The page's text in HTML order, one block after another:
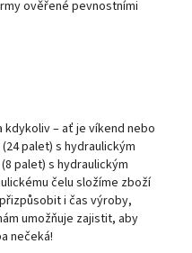
ověřené pevnostními
kdykoliv – ať je víkend nebo
palet) s hydraulickým
palet) s hydraulickým
čelu složíme zboží
i čas výroby,
umožňuje zajistit, aby
nečeká!